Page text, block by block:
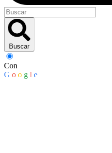
Buscar
Con
G o o g l e